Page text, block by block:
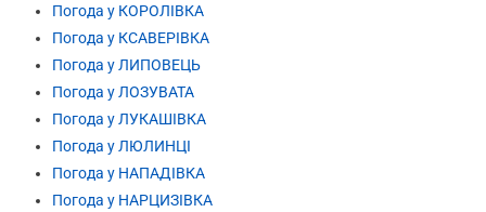
Погода у КОРОЛІВКА
Погода у КСАВЕРІВКА
Погода у ЛИПОВЕЦЬ
Погода у ЛОЗУВАТА
Погода у ЛУКАШІВКА
Погода у ЛЮЛИНЦІ
Погода у НАПАДІВКА
Погода у НАРЦИЗІВКА